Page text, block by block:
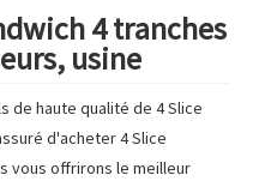
4 tranches
usine
de haute qualité de 4 Slice
d'acheter 4 Slice
vous offrirons le meilleur